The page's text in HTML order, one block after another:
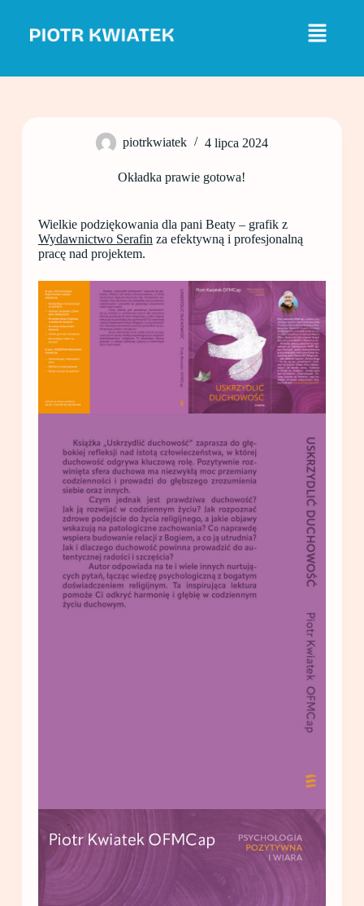
j
piotrkwiatek 4 lipca 2024
Okładka prawie gotowa!
Wielkie podziękowania dla pani Beaty – grafik z
Wydawnictwo Serafin za efektywną i profesjonalną
pracę nad projektem.